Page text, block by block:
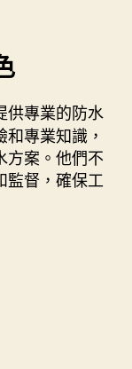
供專業的防水
專業知識，
方案。他們不
監督，確保工